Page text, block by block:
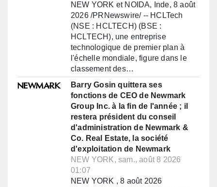
NEW YORK et NOIDA, Inde, 8 août
2026 /PRNewswire/ -- HCLTech
(NSE : HCLTECH) (BSE :
HCLTECH), une entreprise
technologique de premier plan à
l'échelle mondiale, figure dans le
classement des…
Barry Gosin quittera ses
fonctions de CEO de Newmark
Group Inc. à la fin de l'année ; il
restera président du conseil
d'administration de Newmark &
Co. Real Estate, la société
d'exploitation de Newmark
NEW YORK, sam., août 8 2026
01:07
NEW YORK , 8 août 2026